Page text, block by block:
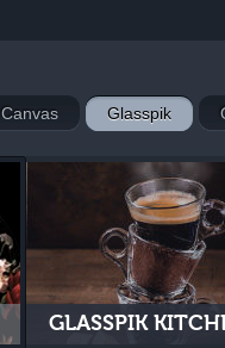
Canvas Glasspik
GLASSPIK